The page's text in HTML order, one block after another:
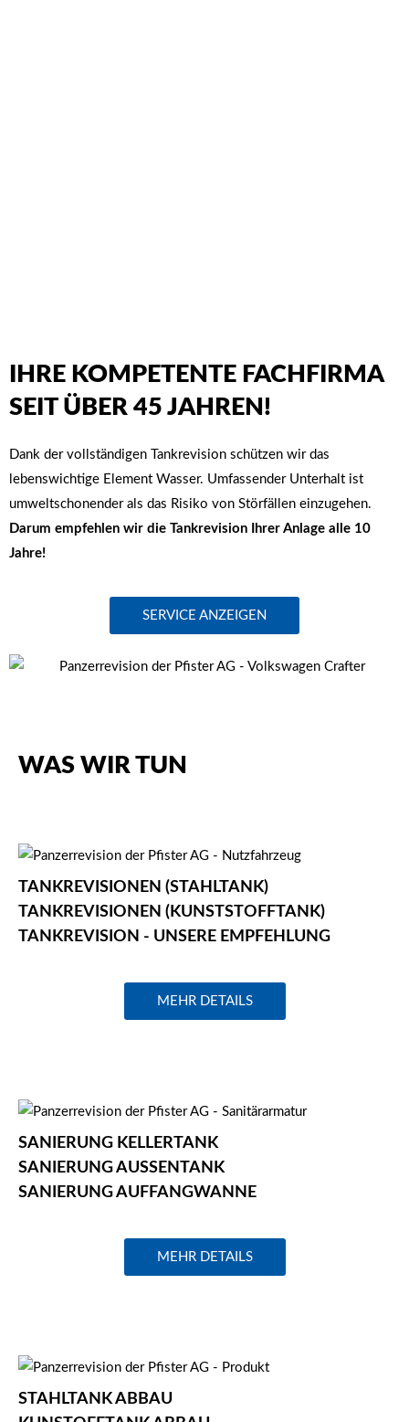
IHRE KOMPETENTE FACHFIRMA
SEIT ÜBER 45 JAHREN!
Dank der vollständigen Tankrevision schützen wir das
lebenswichtige Element Wasser. Umfassender Unterhalt ist
umweltschonender als das Risiko von Störfällen einzugehen.
Darum empfehlen wir die Tankrevision Ihrer Anlage alle 10
Jahre!
SERVICE ANZEIGEN
WAS WIR TUN
TANKREVISIONEN (STAHLTANK)
TANKREVISIONEN (KUNSTSTOFFTANK)
TANKREVISION - UNSERE EMPFEHLUNG
MEHR DETAILS
SANIERUNG KELLERTANK
SANIERUNG AUSSENTANK
SANIERUNG AUFFANGWANNE
MEHR DETAILS
STAHLTANK ABBAU